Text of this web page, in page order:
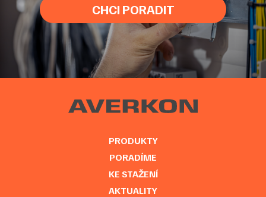
CHCI PORADIT
PRODUKTY
PORADÍME
KE STAŽENÍ
AKTUALITY